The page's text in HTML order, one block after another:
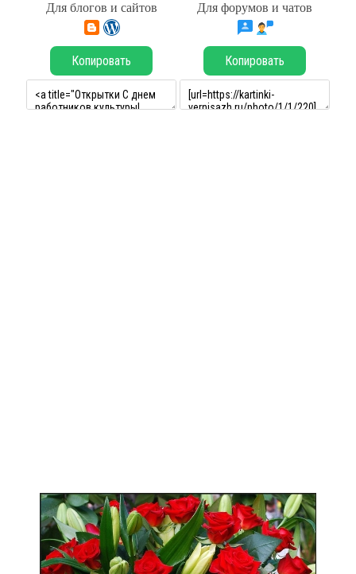
Для блогов и сайтов Для форумов и чатов
Копировать Копировать